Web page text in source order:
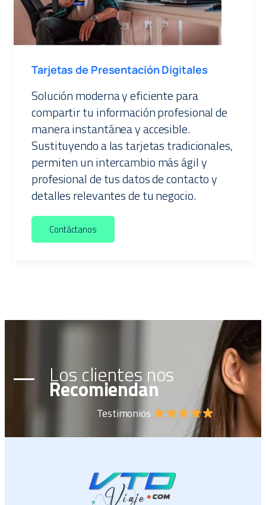
Tarjetas de Presentación Digitales
Solución moderna y eficiente para
compartir tu información profesional de
manera instantánea y accesible.
Sustituyendo a las tarjetas tradicionales,
permiten un intercambio más ágil y
profesional de tus datos de contacto y
detalles relevantes de tu negocio.
Contáctanos
Los clientes nos
Recomiendan
Testimonios